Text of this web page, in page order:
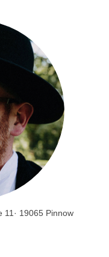
11· 19065 Pinnow